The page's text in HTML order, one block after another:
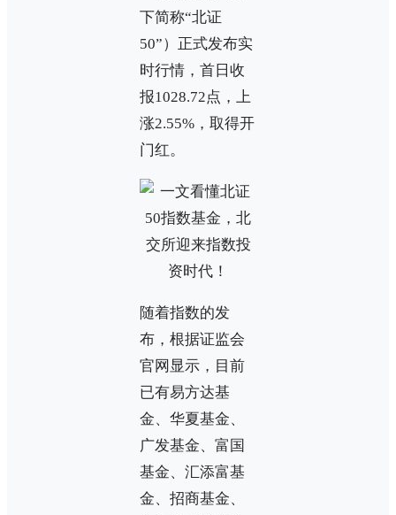
下简称“北证
50”）正式发布实
时行情，首日收
报1028.72点，上
涨2.55%，取得开
门红。
随着指数的发
布，根据证监会
官网显示，目前
已有易方达基
金、华夏基金、
广发基金、富国
基金、汇添富基
金、招商基金、